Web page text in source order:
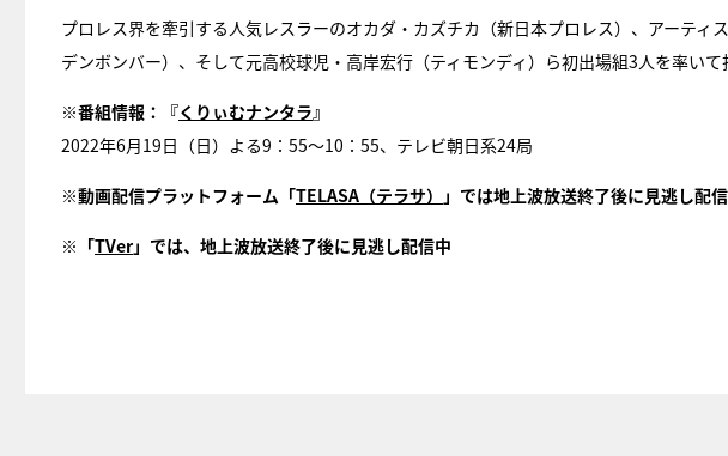
プロレス界を牽引する人気レスラーのオカダ・カズチカ（新日本プロレス）、アーティ
デンボンバー）、そして元高校球児・高岸宏行（ティモンディ）ら初出場組3人を率いて
※番組情報：『くりぃむナンタラ』
2022年6月19日（日）よる9：55～10：55、テレビ朝日系24局
※動画配信プラットフォーム「TELASA（テラサ） 」では地上波放送終了後に見逃し配信
※「TVer」では、地上波放送終了後に見逃し配信中